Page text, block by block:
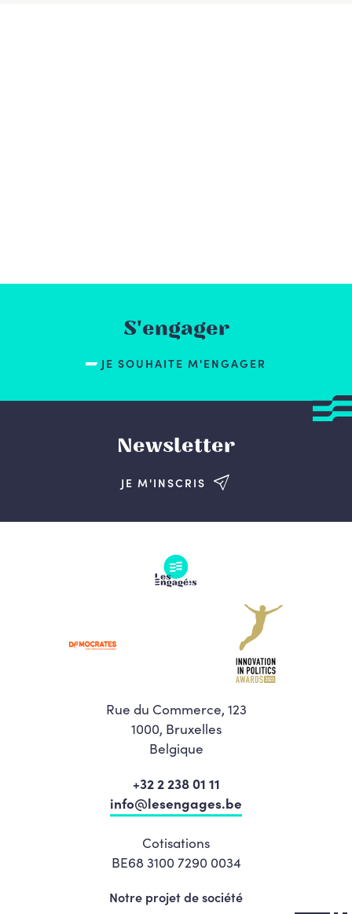
S'engager
JE SOUHAITE M'ENGAGER
Newsletter
JE M'INSCRIS
Rue du Commerce, 123
1000, Bruxelles
Belgique
+32 2 238 01 11
info@lesengages.be
Cotisations
BE68 3100 7290 0034
Notre projet de société